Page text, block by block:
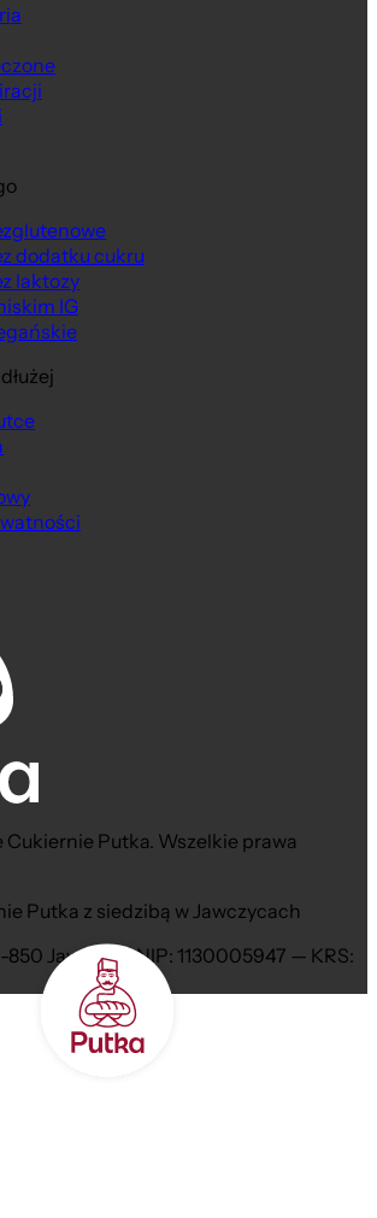
dodatku cukru
laktozy
IG
Putka. Wszelkie prawa
Putka z siedzibą w Jawczycach
850 Jawczyce NIP: 1130005947 — KRS: